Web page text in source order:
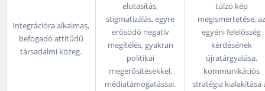
Integrációra alkalmas,
befogadó attitűdű
társadalmi közeg.
elutasítás,
stigmatizálás, egyre
erősödő negatív
megítélés, gyakran
politikai
megerősítésekkel,
médiatámogatással.
túlzó kép
megismertetése, az
egyéni felelősség
kérdésének
újratárgyalása,
kommunikációs
stratégia kialakítása